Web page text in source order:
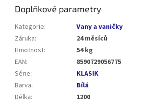
Doplňkové parametry
Kategorie:
Vany a vaničky
Záruka:
24 měsíců
Hmotnost:
54 kg
EAN:
8590729056775
Série:
KLASIK
Barva:
Bílá
Délka:
1200